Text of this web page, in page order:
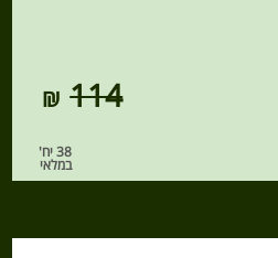
114
38 יח'
במלאי